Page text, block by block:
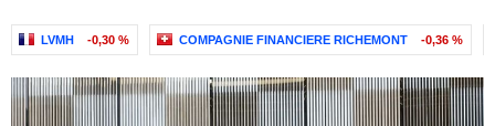
LVMH -0,30 % COMPAGNIE FINANCIERE RICHEMONT -0,36 %